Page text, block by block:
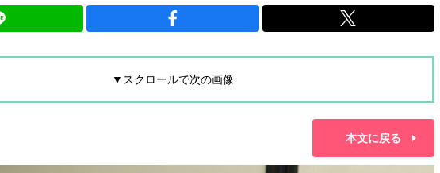
▼スクロールで次の画像
本文に戻る